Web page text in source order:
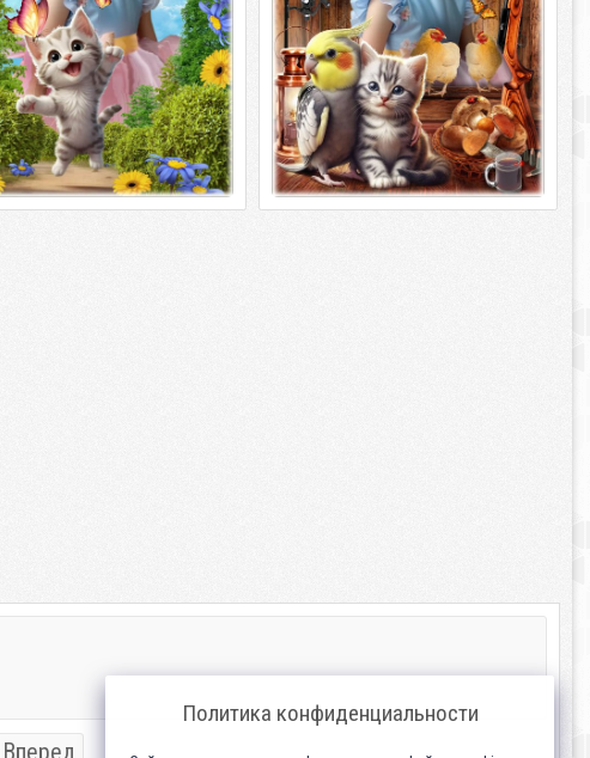
Вперед
Политика конфиденциальности